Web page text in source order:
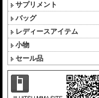
サプリメント
バッグ
レディースアイテム
小物
セール品